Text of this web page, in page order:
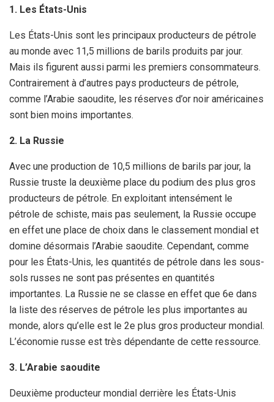
1. Les États-Unis
Les États-Unis sont les principaux producteurs de pétrole
au monde avec 11,5 millions de barils produits par jour.
Mais ils figurent aussi parmi les premiers consommateurs.
Contrairement à d’autres pays producteurs de pétrole,
comme l’Arabie saoudite, les réserves d’or noir américaines
sont bien moins importantes.
2. La Russie
Avec une production de 10,5 millions de barils par jour, la
Russie truste la deuxième place du podium des plus gros
producteurs de pétrole. En exploitant intensément le
pétrole de schiste, mais pas seulement, la Russie occupe
en effet une place de choix dans le classement mondial et
domine désormais l’Arabie saoudite. Cependant, comme
pour les États-Unis, les quantités de pétrole dans les sous-
sols russes ne sont pas présentes en quantités
importantes. La Russie ne se classe en effet que 6e dans
la liste des réserves de pétrole les plus importantes au
monde, alors qu’elle est le 2e plus gros producteur mondial.
L’économie russe est très dépendante de cette ressource.
3. L’Arabie saoudite
Deuxième producteur mondial derrière les États-Unis